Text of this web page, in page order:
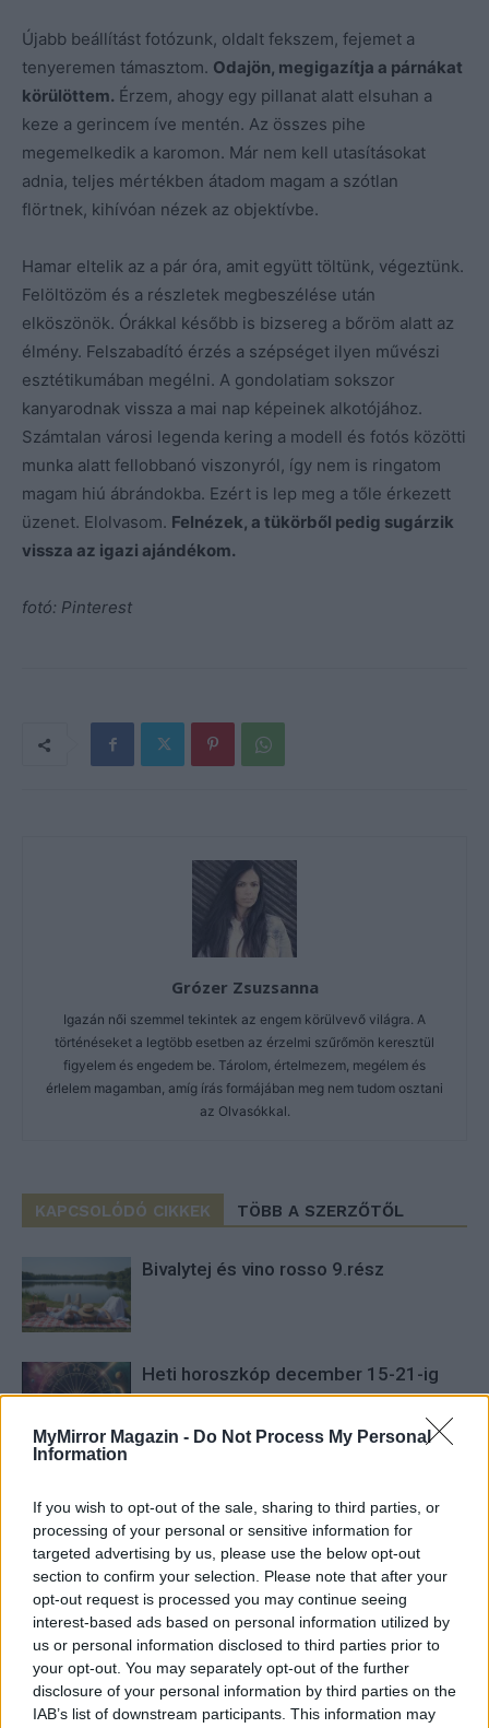
MyMirror Magazin - Do Not Process My Personal
Information
If you wish to opt-out of the sale, sharing to third parties, or
processing of your personal or sensitive information for
targeted advertising by us, please use the below opt-out
section to confirm your selection. Please note that after your
opt-out request is processed you may continue seeing
interest-based ads based on personal information utilized by
us or personal information disclosed to third parties prior to
your opt-out. You may separately opt-out of the further
disclosure of your personal information by third parties on the
IAB’s list of downstream participants. This information may
Újabb beállítást fotózunk, oldalt fekszem, fejemet a
tenyeremen támasztom. Odajön, megigazítja a párnákat
körülöttem. Érzem, ahogy egy pillanat alatt elsuhan a
keze a gerincem íve mentén. Az összes pihe
megemelkedik a karomon. Már nem kell utasításokat
adnia, teljes mértékben átadom magam a szótlan
flörtnek, kihívóan nézek az objektívbe.
Hamar eltelik az a pár óra, amit együtt töltünk, végeztünk.
Felöltözöm és a részletek megbeszélése után
elköszönök. Órákkal később is bizsereg a bőröm alatt az
élmény. Felszabadító érzés a szépséget ilyen művészi
esztétikumában megélni. A gondolatiam sokszor
kanyarodnak vissza a mai nap képeinek alkotójához.
Számtalan városi legenda kering a modell és fotós közötti
munka alatt fellobbanó viszonyról, így nem is ringatom
magam hiú ábrándokba. Ezért is lep meg a tőle érkezett
üzenet. Elolvasom. Felnézek, a tükörből pedig sugárzik
vissza az igazi ajándékom.
fotó: Pinterest
Grózer Zsuzsanna
Igazán női szemmel tekintek az engem körülvevő világra. A
történéseket a legtöbb esetben az érzelmi szűrőmön keresztül
figyelem és engedem be. Tárolom, értelmezem, megélem és
érlelem magamban, amíg írás formájában meg nem tudom osztani
az Olvasókkal.
KAPCSOLÓDÓ CIKKEK TÖBB A SZERZŐTŐL
Bivalytej és vino rosso 9.rész
Heti horoszkóp december 15-21-ig
HOZZÁSZÓLOK A CIKKHEZ